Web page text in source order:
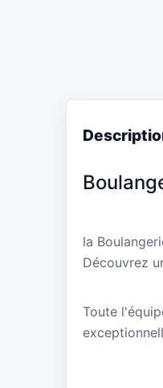
la
Découvrez
Toute